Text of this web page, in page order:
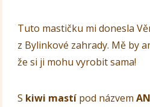
Tuto mastičku mi donesla
z Bylinkové zahrady. Mě by
že si ji mohu vyrobit sama!
S kiwi mastí pod názvem